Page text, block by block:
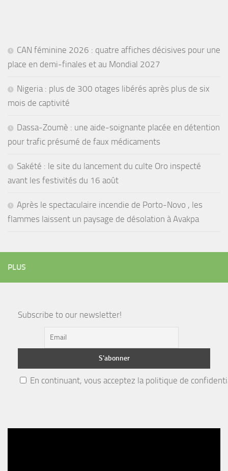
CAN féminine 2026 : quatre affiches décisives pour une
place en demi-finales et au Mondial 2027
Nigeria : plus de 300 otages libérés après plus de six
mois de captivité
Dassa-Zoumè : une aide-soignante placée en détention
pour trafic présumé de faux médicaments
Sakété : le site du lancement du culte Oro inspecté
avant les festivités du 16 août
Après le spectaculaire incendie de Porto-Novo , les
flammes laissent un paysage de désolation à Avakpa
PLUS
Subscribe to our newsletter!
En continuant, vous acceptez la politique de